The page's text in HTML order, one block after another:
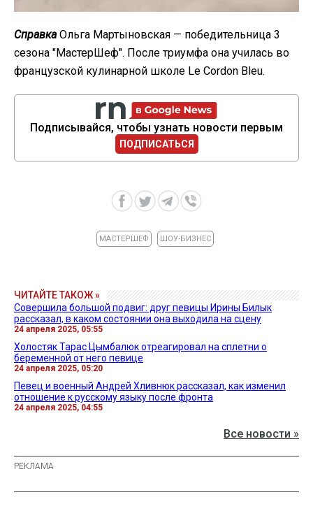
СправкаОльга Мартыновская — победительница 3
сезона "МастерШеф". После триумфа она училась во
французской кулинарной школе Le Cordon Bleu.
Подписывайся, чтобы узнать новости первым
ПОДПИСАТЬСЯ
МАСТЕРШЕФ ШОУ-БИЗНЕС
ЧИТАЙТЕ ТАКОЖ »
Совершила большой подвиг: друг певицы Ирины Билык
рассказал, в каком состоянии она выходила на сцену
24 апреля 2025, 05:55
Холостяк Тарас Цымбалюк отреагировал на сплетни о
беременной от него певице
24 апреля 2025, 05:20
Певец и военный Андрей Хливнюк рассказал, как изменил
отношение к русскому языку после фронта
24 апреля 2025, 04:55
Все новости »